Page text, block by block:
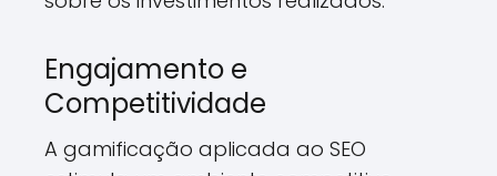
Engajamento e
Competitividade
A gamificação aplicada ao SEO